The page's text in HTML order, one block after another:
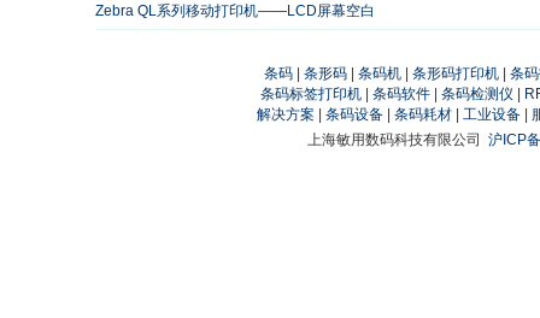
Zebra QL系列移动打印机——LCD屏幕空白
条码 条形码 条码机 条形码打印机
条
条码标签打印机| 条码软件| 条码检测仪
解决方案
条码设备 条码耗材 工业设备
上海敏用数码科技有限公司 沪ICP